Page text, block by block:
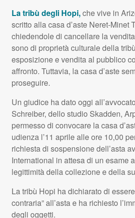
La tribù degli Hopi,che vive in
scritto alla casa d’aste Neret-Minet
chiedendole di cancellare la
sono di proprietà culturale della
esposizione e vendita al pubblico
affronto. Tuttavia, la casa d’aste
proseguire.
Un giudice ha dato oggi
Schreiber, dello studio Skadden,
permesso di convocare la casa
udienza l’11 aprile alle ore 10,00
richiesta di sospensione dell’asta
International in attesa di un esame
legittimità della collezione e della
La tribù Hopi ha dichiarato di
contraria” all’asta e ha richiesto
degli oggetti.